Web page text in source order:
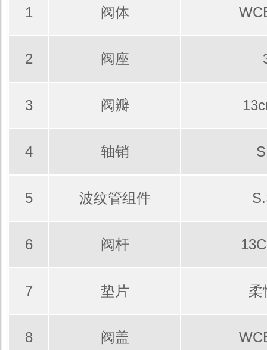
1 阀体
2 阀座
3 阀瓣
4 轴销
5 波纹管组件
6 阀杆
7 垫片 柔
8 阀盖